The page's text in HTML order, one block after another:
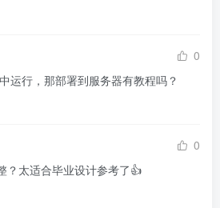
0
运行，那部署到服务器有教程吗？
0
？太适合毕业设计参考了👍